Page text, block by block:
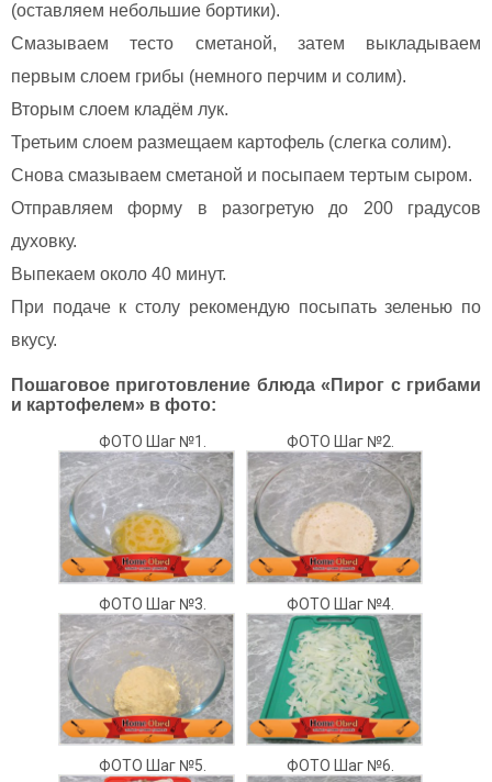
(оставляем небольшие бортики).
Смазываем тесто сметаной, затем выкладываем
первым слоем грибы (немного перчим и солим).
Вторым слоем кладём лук.
Третьим слоем размещаем картофель (слегка солим).
Снова смазываем сметаной и посыпаем тертым сыром.
Отправляем форму в разогретую до 200 градусов
духовку.
Выпекаем около 40 минут.
При подаче к столу рекомендую посыпать зеленью по
вкусу.
Пошаговое приготовление блюда «Пирог с грибами
и картофелем» в фото:
ФОТО Шаг №1. ФОТО Шаг №2.
ФОТО Шаг №3. ФОТО Шаг №4.
ФОТО Шаг №5. ФОТО Шаг №6.